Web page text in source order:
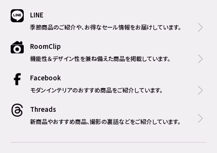
LINE
季節商品のご紹介や、お得なセール情報をお届けしています。
RoomClip
機能性＆デザイン性を兼ね備えた商品を掲載しています。
Facebook
モダンインテリアのおすすめ商品をご紹介しています。
Threads
新商品やおすすめ商品、撮影の裏話などをご紹介しています。